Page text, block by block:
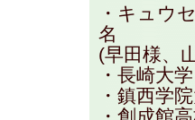
・キュウ
名
(早田様、
・長
・鎮西